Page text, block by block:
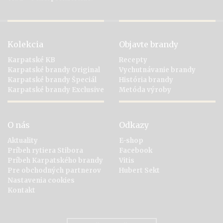
Kolekcia
Karpatské KB
Karpatské brandy Original
Karpatské brandy Špeciál
Karpatské brandy Exclusive
Objavte brandy
Recepty
Vychutnávanie brandy
História brandy
Metóda výroby
O nás
Aktuality
Príbeh rytiera Stibora
Príbeh Karpatského brandy
Pre obchodných partnerov
Nastavenia cookies
Kontakt
Odkazy
E-shop
Facebook
Vitis
Hubert Sekt